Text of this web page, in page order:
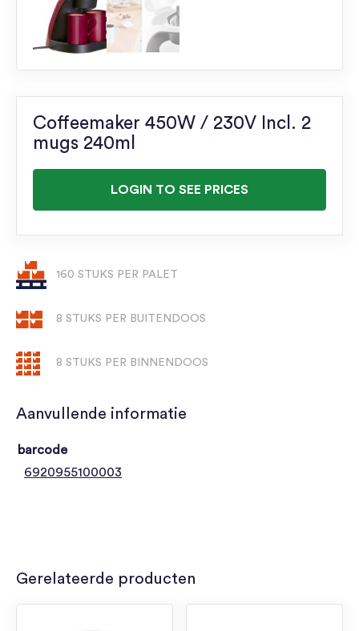
Coffeemaker 450W / 230V Incl. 2
mugs 240ml
LOGIN TO SEE PRICES
160 STUKS PER PALET
8 STUKS PER BUITENDOOS
8 STUKS PER BINNENDOOS
Aanvullende informatie
barcode
6920955100003
Gerelateerde producten